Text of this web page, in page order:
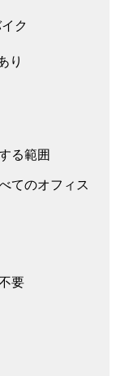
ク
り
る範囲
てのオフィス
要